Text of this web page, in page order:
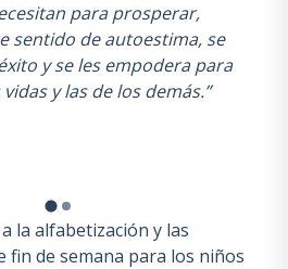
para prosperar,
sentido de autoestima, se
y se les empodera para
y las de los demás.”
la alfabetización y las
fin de semana para los niños